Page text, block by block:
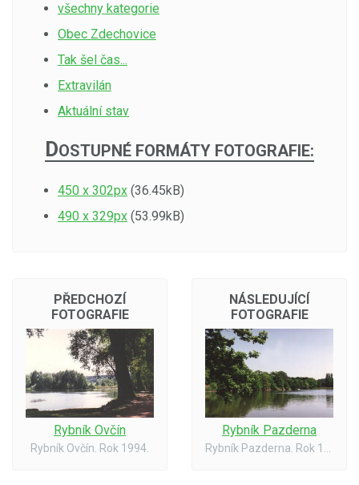
všechny kategorie
Obec Zdechovice
Tak šel čas...
Extravilán
Aktuální stav
DOSTUPNÉ FORMÁTY FOTOGRAFIE:
450 x 302px (36.45kB)
490 x 329px (53.99kB)
PŘEDCHOZÍ
FOTOGRAFIE
Rybník Ovčín
Rybník Ovčín. Rok 1994.
NÁSLEDUJÍCÍ
FOTOGRAFIE
Rybník Pazderna
Rybník Pazderna. Rok 1994